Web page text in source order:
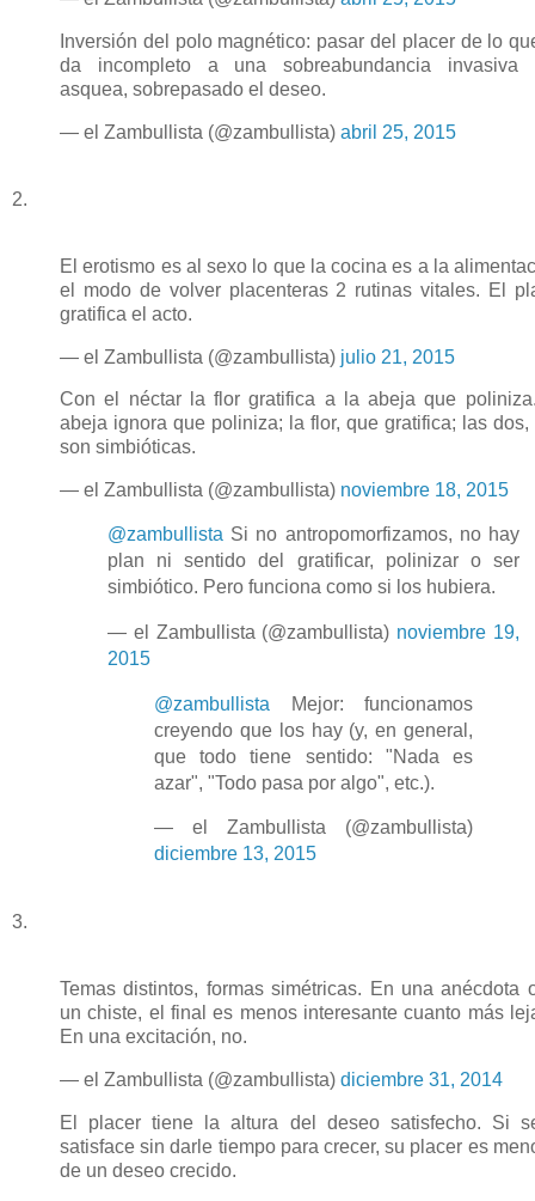
Inversión del polo magnético: pasar del placer de lo
da incompleto a una sobreabundancia invasiva
asquea, sobrepasado el deseo.
— el Zambullista (@zambullista) abril 25, 2015
2.
El erotismo es al sexo lo que la cocina es a la
el modo de volver placenteras 2 rutinas vitales. El
gratifica el acto.
— el Zambullista (@zambullista) julio 21, 2015
Con el néctar la flor gratifica a la abeja que
abeja ignora que poliniza; la flor, que gratifica; las dos,
son simbióticas.
— el Zambullista (@zambullista) noviembre 18, 2015
@zambullista Si no antropomorfizamos, no hay
plan ni sentido del gratificar, polinizar o ser
simbiótico. Pero funciona como si los hubiera.
— el Zambullista (@zambullista) noviembre 19,
2015
@zambullista Mejor: funcionamos
creyendo que los hay (y, en general,
que todo tiene sentido: "Nada es
azar", "Todo pasa por algo", etc.).
— el Zambullista (@zambullista)
diciembre 13, 2015
3.
Temas distintos, formas simétricas. En una anécdota
un chiste, el final es menos interesante cuanto más
En una excitación, no.
— el Zambullista (@zambullista) diciembre 31, 2014
El placer tiene la altura del deseo satisfecho. Si
satisface sin darle tiempo para crecer, su placer es
de un deseo crecido.